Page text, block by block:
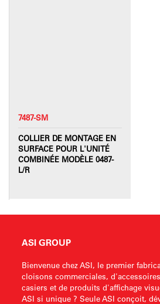
7487-SM
COLLIER DE MONTAGE EN
SURFACE POUR L'UNITÉ
COMBINÉE MODÈLE 0487-
L/R
ASI GROUP
Bienvenue chez ASI, le premier
cloisons commerciales,
casiers et de produits d'affichage
ASI si unique ? Seule ASI conçoit,